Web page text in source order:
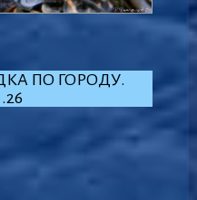
ПО ГОРОДУ.